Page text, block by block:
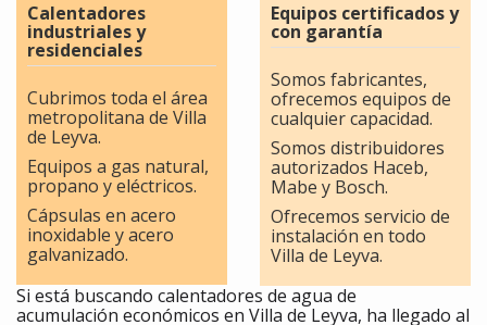
Calentadores
industriales y
residenciales
Cubrimos toda el área
metropolitana de Villa
de Leyva.
Equipos a gas natural,
propano y eléctricos.
Cápsulas en acero
inoxidable y acero
galvanizado.
Equipos certificados y
con garantía
Somos fabricantes,
ofrecemos equipos de
cualquier capacidad.
Somos distribuidores
autorizados Haceb,
Mabe y Bosch.
Ofrecemos servicio de
instalación en todo
Villa de Leyva.
Si está buscando calentadores de agua de
acumulación económicos en Villa de Leyva, ha llegado al